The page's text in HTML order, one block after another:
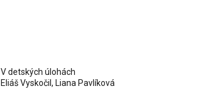
V detských úlohách
Eliáš Vyskočil, Liana Pavlíková